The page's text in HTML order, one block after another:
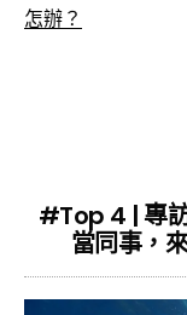
怎辦？
#Top 4 | 專
當同事，